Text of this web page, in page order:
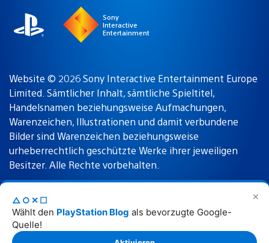
✕
△○✕☐
Wählt den PlayStation Blog als bevorzugte Google-
Quelle!
Sony
Interactive
Entertainment
Website © 2026 Sony Interactive Entertainment Europe
Limited. Sämtlicher Inhalt, sämtliche Spieltitel,
Handelsnamen beziehungsweise Aufmachungen,
Warenzeichen, Illustrationen und damit verbundene
Bilder sind Warenzeichen beziehungsweise
urheberrechtlich geschützte Werke ihrer jeweiligen
Besitzer. Alle Rechte vorbehalten.
Nutzungsbedingungen Datenschutzrichtlinie
Rechtliche Hinweise